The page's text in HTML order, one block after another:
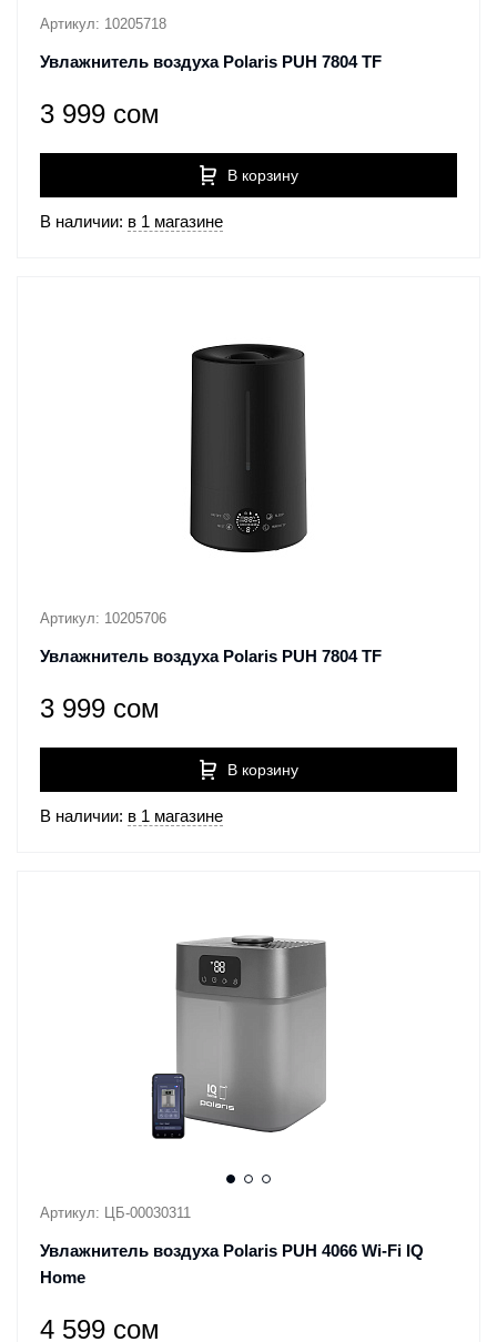
Артикул: 10205718
Увлажнитель воздуха Polaris PUH 7804 TF
3 999 сом
В корзину
В наличии: в 1 магазине
Артикул: 10205706
Увлажнитель воздуха Polaris PUH 7804 TF
3 999 сом
В корзину
В наличии: в 1 магазине
Артикул: ЦБ-00030311
Увлажнитель воздуха Polaris PUH 4066 Wi-Fi IQ
Home
4 599 сом